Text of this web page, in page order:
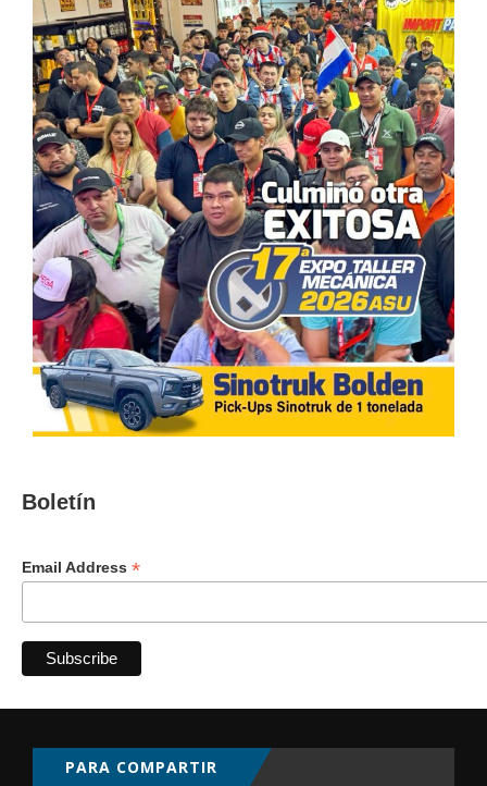
Boletín
Email Address *
PARA COMPARTIR